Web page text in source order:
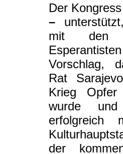
Der Kongress
–
mit den
Vorschlag,
Rat
Krieg Opfer
wurde und
erfolgreich
der